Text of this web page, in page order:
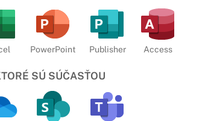
PowerPoint Publisher Access
SÚ SÚČASŤOU